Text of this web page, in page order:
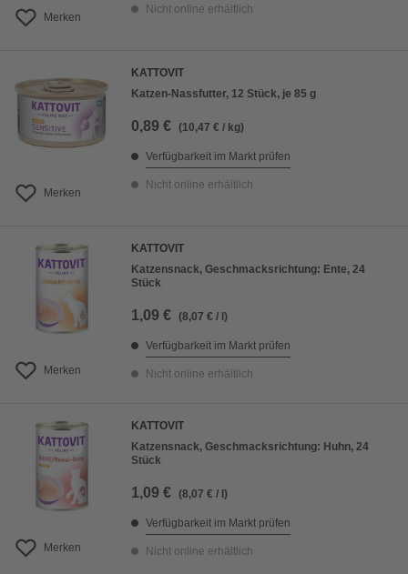
Merken
Nicht online erhältlich
Merken
KATTOVIT
Katzen-Nassfutter, 12 Stück, je 85 g
0,89 € (10,47 € / kg)
Verfügbarkeit im Markt prüfen
Nicht online erhältlich
Merken
KATTOVIT
Katzensnack, Geschmacksrichtung: Ente, 24
Stück
1,09 € (8,07 € / l)
Verfügbarkeit im Markt prüfen
Nicht online erhältlich
Merken
KATTOVIT
Katzensnack, Geschmacksrichtung: Huhn, 24
Stück
1,09 € (8,07 € / l)
Verfügbarkeit im Markt prüfen
Nicht online erhältlich